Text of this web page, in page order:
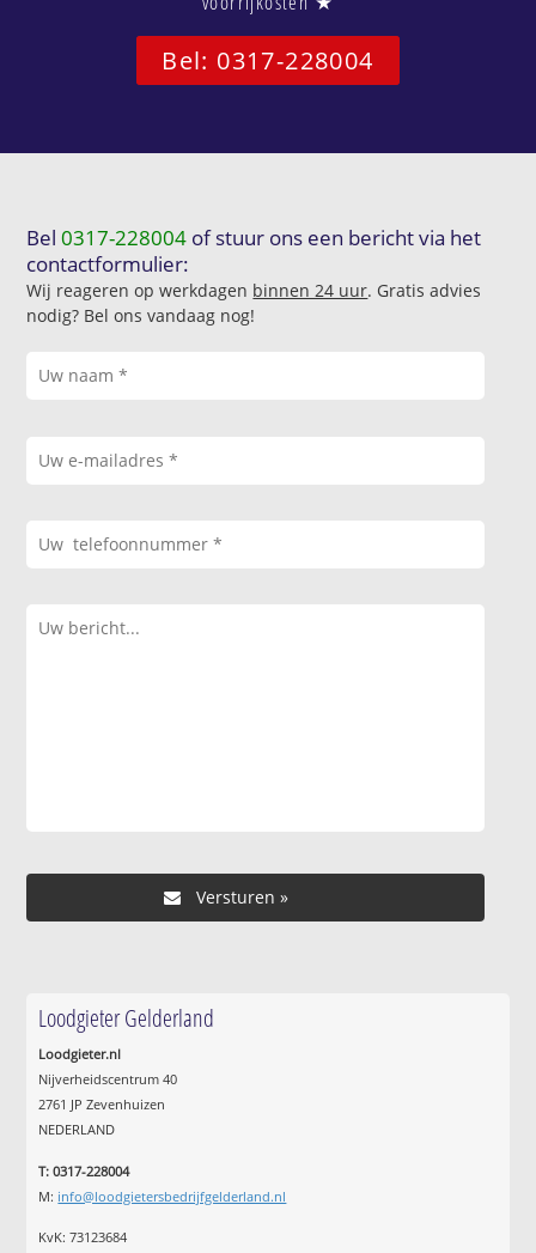
Bel: 0317-228004
Bel0317-228004 of stuur ons een bericht via het
contactformulier:
Wij reageren op werkdagen binnen 24 uur. Gratis advies
nodig? Bel ons vandaag nog!
Loodgieter Gelderland
Loodgieter.nl
Nijverheidscentrum 40
2761 JP Zevenhuizen
NEDERLAND
T: 0317-228004
M: info@loodgietersbedrijfgelderland.nl
KvK: 73123684